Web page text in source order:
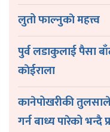
लुतो फाल्नुकाे महत्त्व
पुर्व लडाकुलाई पैसा
काेईराला
कानेपोखरीकी
गर्न बाध्य पारेको भन्दै